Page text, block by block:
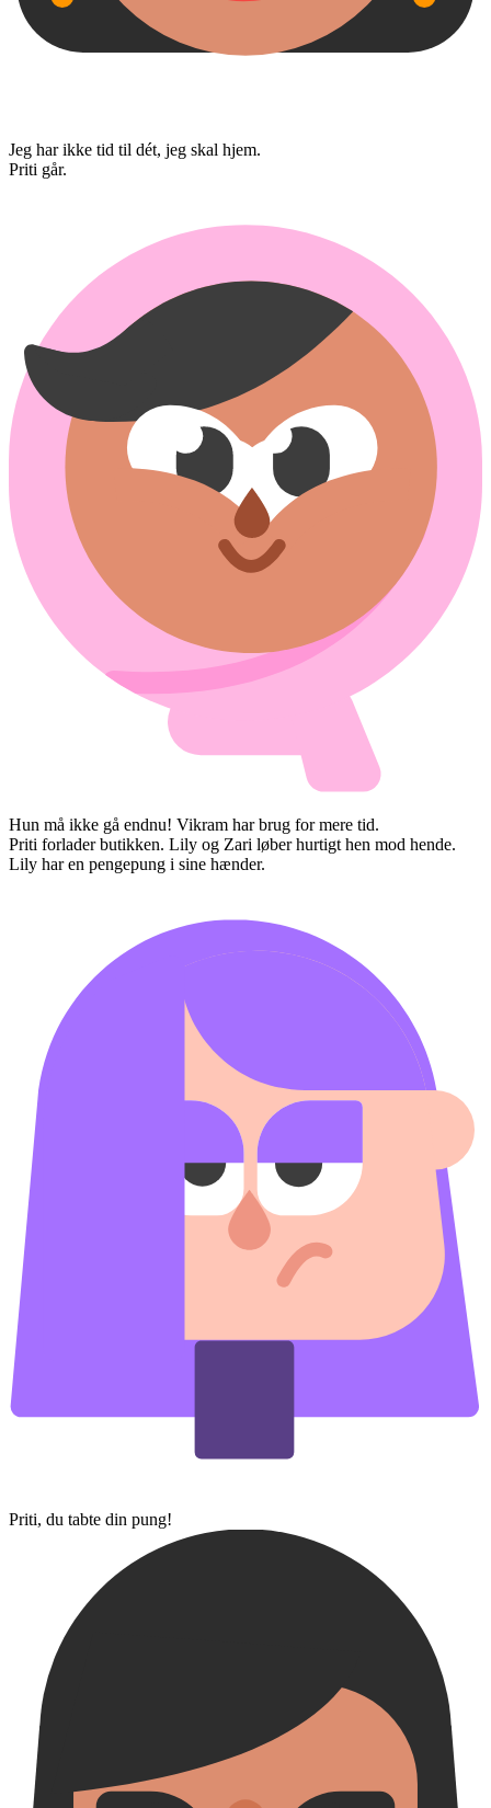
Jeg har ikke tid til dét, jeg skal hjem.
Priti går.
Hun må ikke gå endnu! Vikram har brug for mere tid.
Priti forlader butikken. Lily og Zari løber hurtigt hen mod hende.
Lily har en pengepung i sine hænder.
Priti, du tabte din pung!